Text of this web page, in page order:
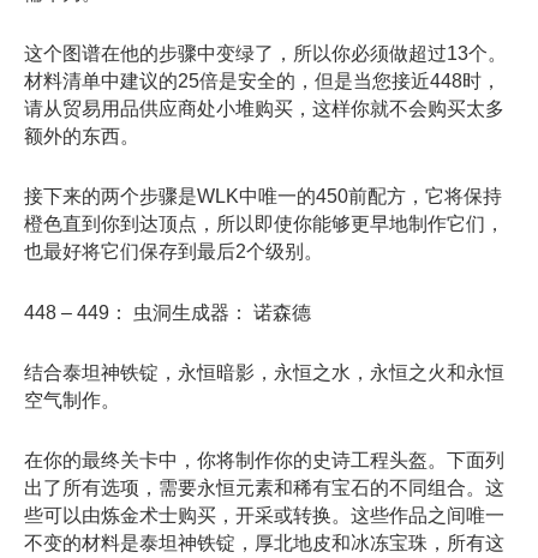
这个图谱在他的步骤中变绿了，所以你必须做超过13个。
材料清单中建议的25倍是安全的，但是当您接近448时，
请从贸易用品供应商处小堆购买，这样你就不会购买太多
额外的东西。
接下来的两个步骤是WLK中唯一的450前配方，它将保持
橙色直到你到达顶点，所以即使你能够更早地制作它们，
也最好将它们保存到最后2个级别。
448 – 449： 虫洞生成器： 诺森德
结合泰坦神铁锭，永恒暗影，永恒之水，永恒之火和永恒
空气制作。
在你的最终关卡中，你将制作你的史诗工程头盔。下面列
出了所有选项，需要永恒元素和稀有宝石的不同组合。这
些可以由炼金术士购买，开采或转换。这些作品之间唯一
不变的材料是泰坦神铁锭，厚北地皮和冰冻宝珠，所有这